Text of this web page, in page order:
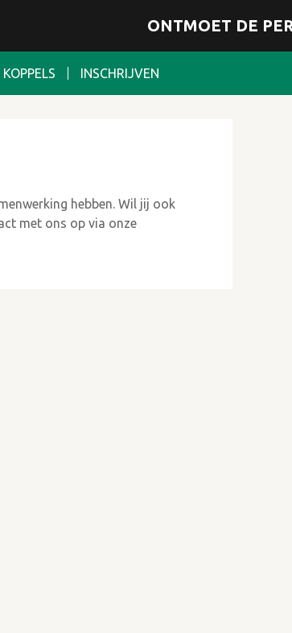
ONTMOET DE
KOPPELS INSCHRIJVEN
hebben. Wil jij ook
met ons op via onze